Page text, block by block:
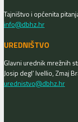
Tajništvo i općenita
info@dbhz.hr
UREDNIŠTVO
Glavni urednik mrežnih
Josip degl’ Ivellio, Zmaj
urednistvo@dbhz.hr